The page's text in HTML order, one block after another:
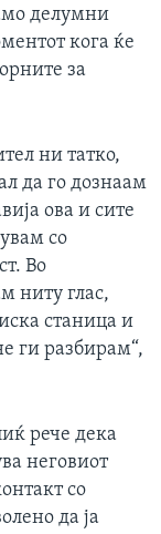
делумни
кога ќе
за
ни татко,
да го дознаам
ова и сите
со
Во
ниту глас,
станица и
ги разбирам“,
рече дека
неговиот
со
да ја